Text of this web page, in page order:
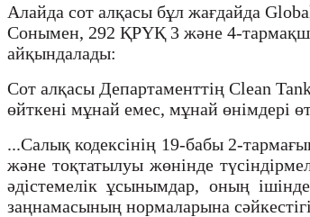
Алайда сот алқасы бұл жағдайда
Сонымен, 292 ҚРҮҚ 3 және 4-
айқындалады:
Сот алқасы Департаменттің Clean
өйткені мұнай емес, мұнай өнімдері
...Салық кодексінің 19-бабы 2-
және тоқтатылуы жөнінде
әдістемелік ұсынымдар, оның
заңнамасының нормаларына